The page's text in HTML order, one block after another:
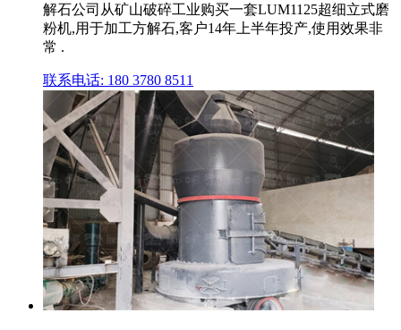
解石公司从矿山破碎工业购买一套LUM1125超细立式磨
粉机,用于加工方解石,客户14年上半年投产,使用效果非
常 .
联系电话: 180 3780 8511